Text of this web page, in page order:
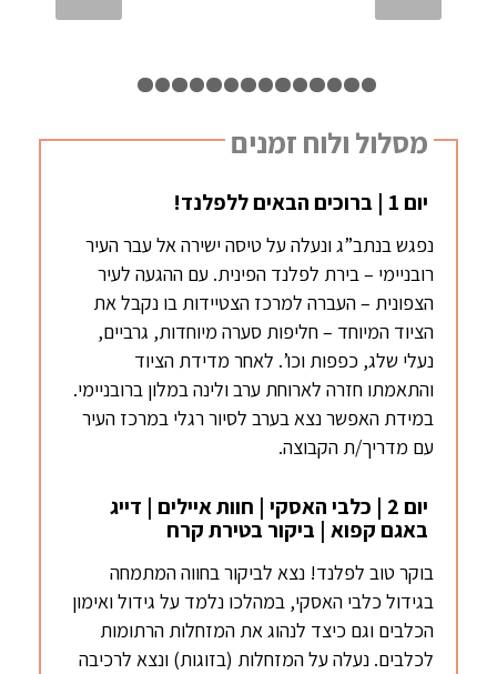
1 2 3 4 5 6 7 8
מסלול ולוח זמנים
יום 1 | ברוכים הבאים ללפלנד!
נפגש בנתב”ג ונעלה על טיסה ישירה אל עבר העיר
רובניימי – בירת לפלנד הפינית. עם ההגעה לעיר
הצפונית – העברה למרכז הצטיידות בו נקבל את
הציוד המיוחד – חליפות סערה מיוחדות, גרביים,
נעלי שלג, כפפות וכו’. לאחר מדידת הציוד
והתאמתו חזרה לארוחת ערב ולינה במלון ברובניימי.
במידת האפשר נצא בערב לסיור רגלי במרכז העיר
עם מדריך/ת הקבוצה.
יום 2 | כלבי האסקי | חוות איילים | דייג
באגם קפוא | ביקור בטירת קרח
בוקר טוב לפלנד! נצא לביקור בחווה המתמחה
בגידול כלבי האסקי, במהלכו נלמד על גידול ואימון
הכלבים וגם כיצד לנהוג את המזחלות הרתומות
לכלבים. נעלה על המזחלות (בזוגות) ונצא לרכיבה